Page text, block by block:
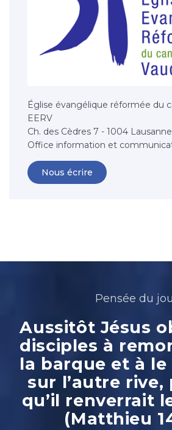
Église évangélique réformée du
EERV
Ch. des Cèdres 7 - 1004 Lausanne
Office information et
Nous écrire
Pensée du
Aussitôt Jésus
disciples à
la barque et à
sur l’autre
qu’il renverrait
(Matthieu